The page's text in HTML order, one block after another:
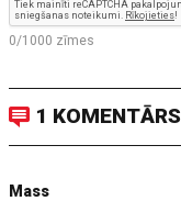
0/1000 zīmes
1 KOMENTĀRS
Mass